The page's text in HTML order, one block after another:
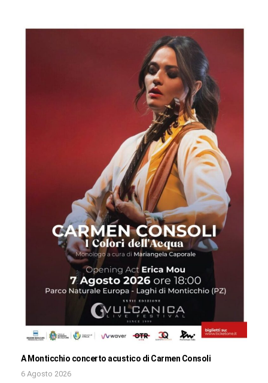
A Monticchio concerto acustico di Carmen Consoli
6 Agosto 2026